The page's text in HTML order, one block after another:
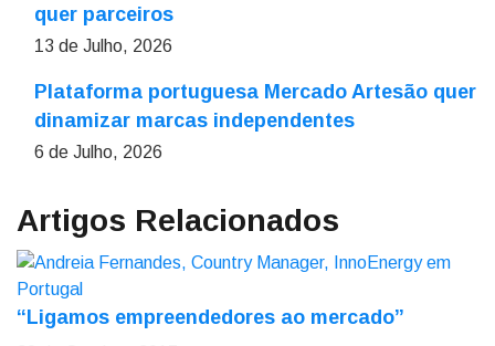
quer parceiros
13 de Julho, 2026
Plataforma portuguesa Mercado Artesão quer
dinamizar marcas independentes
6 de Julho, 2026
Artigos Relacionados
“Ligamos empreendedores ao mercado”